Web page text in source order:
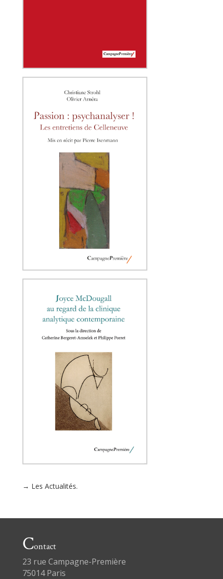
→ Les Actualités.
Contact
23 rue Campagne-Première
75014 Paris